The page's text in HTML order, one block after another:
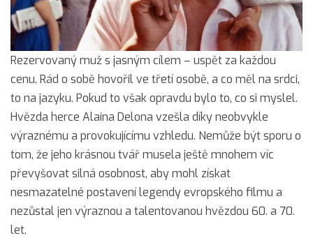
Rezervovaný muž s jasným cílem – uspět za každou
cenu. Rád o sobě hovořil ve třetí osobě, a co měl na srdci,
to na jazyku. Pokud to však opravdu bylo to, co si myslel.
Hvězda herce Alaina Delona vzešla díky neobvykle
výraznému a provokujícímu vzhledu. Nemůže být sporu o
tom, že jeho krásnou tvář musela ještě mnohem víc
převyšovat silná osobnost, aby mohl získat
nesmazatelné postavení legendy evropského filmu a
nezůstal jen výraznou a talentovanou hvězdou 60. a 70.
let.